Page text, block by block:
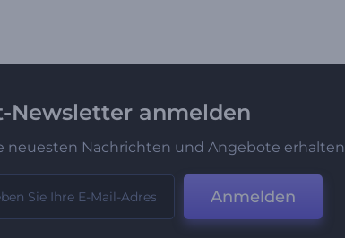
Newsletter anmelden
neuesten Nachrichten und Angebote erhalten
Anmelden